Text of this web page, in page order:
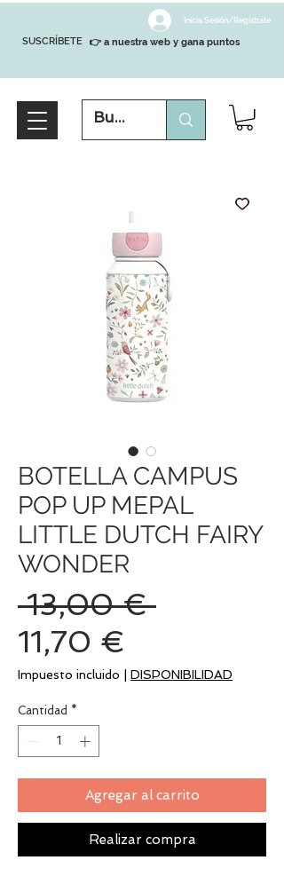
SUSCRÍBETE
Inicia Sesión/Regístrate
👉 a nuestra web y gana puntos
BOTELLA CAMPUS
POP UP MEPAL
LITTLE DUTCH FAIRY
WONDER
13,00 € Precio
11,70 €
de
Impuesto incluido DISPONIBILIDAD
Cantidad *
Agregar al carrito
Realizar compra